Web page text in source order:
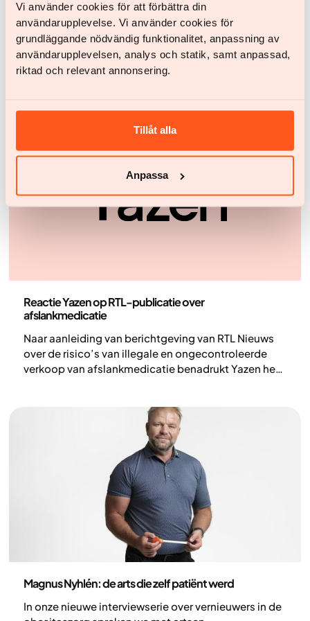
Vi använder cookies för att förbättra din
användarupplevelse. Vi använder cookies för
grundläggande nödvändig funktionalitet, anpassning av
användarupplevelsen, analys och statik, samt anpassad,
riktad och relevant annonsering.
Tillåt alla
Anpassa
Yazen groeit door in Nederland. Country Managar
Nicole Diebels over de strijd tegen obesitas in
Nederland
Vorige week was Nicole Diebels, country manager
Nederland van Yazen, te gast bij BNR Zakendoen. Ze
begeleiding en leefstijlverandering en over obesitas
journalistieke samenvatting van het gesprek.
Reactie Yazen op RTL-publicatie over
afslankmedicatie
Naar aanleiding van berichtgeving van RTL Nieuws
over de risico’s van illegale en ongecontroleerde
verkoop van afslankmedicatie benadrukt Yazen het
Magnus Nyhlén: de arts die zelf patiënt werd
In onze nieuwe interviewserie over vernieuwers in de